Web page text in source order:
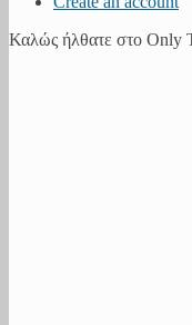
Καλώς ήλθατε στο Only